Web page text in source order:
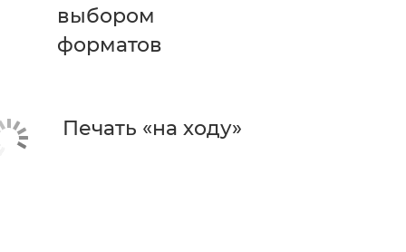
выбором
форматов
Печать «на ходу»